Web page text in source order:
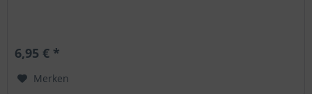
6,95 € *
Merken